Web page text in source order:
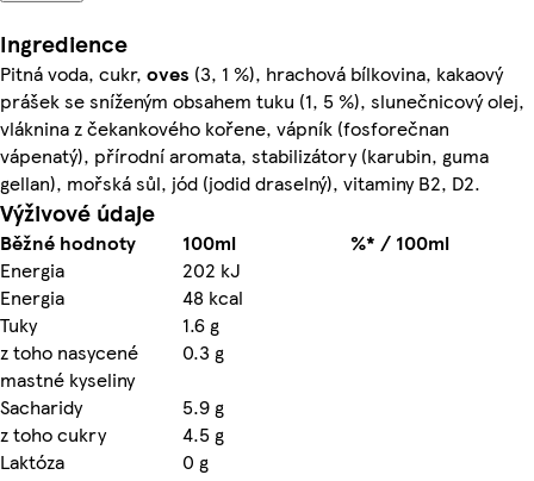
Ingredience
Pitná voda, cukr, oves (3, 1 %), hrachová bílkovina, kakaový
prášek se sníženým obsahem tuku (1, 5 %), slunečnicový olej,
vláknina z čekankového kořene, vápník (fosforečnan
vápenatý), přírodní aromata, stabilizátory (karubin, guma
gellan), mořská sůl, jód (jodid draselný), vitaminy B2, D2.
Výživové údaje
Běžné hodnoty 100ml
%* / 100ml
Energia
202 kJ
Energia
48 kcal
Tuky
1.6 g
z toho nasycené
mastné kyseliny
0.3 g
Sacharidy
5.9 g
z toho cukry
4.5 g
Laktóza
0 g